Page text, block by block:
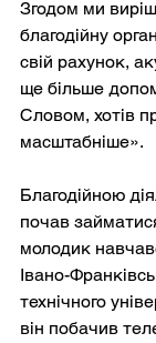
Згодом ми
благодійну
свій рахунок,
ще більше
Словом, хотів
масштабніше».
Благодійною
почав
молодик
Івано-
технічного
він побачив